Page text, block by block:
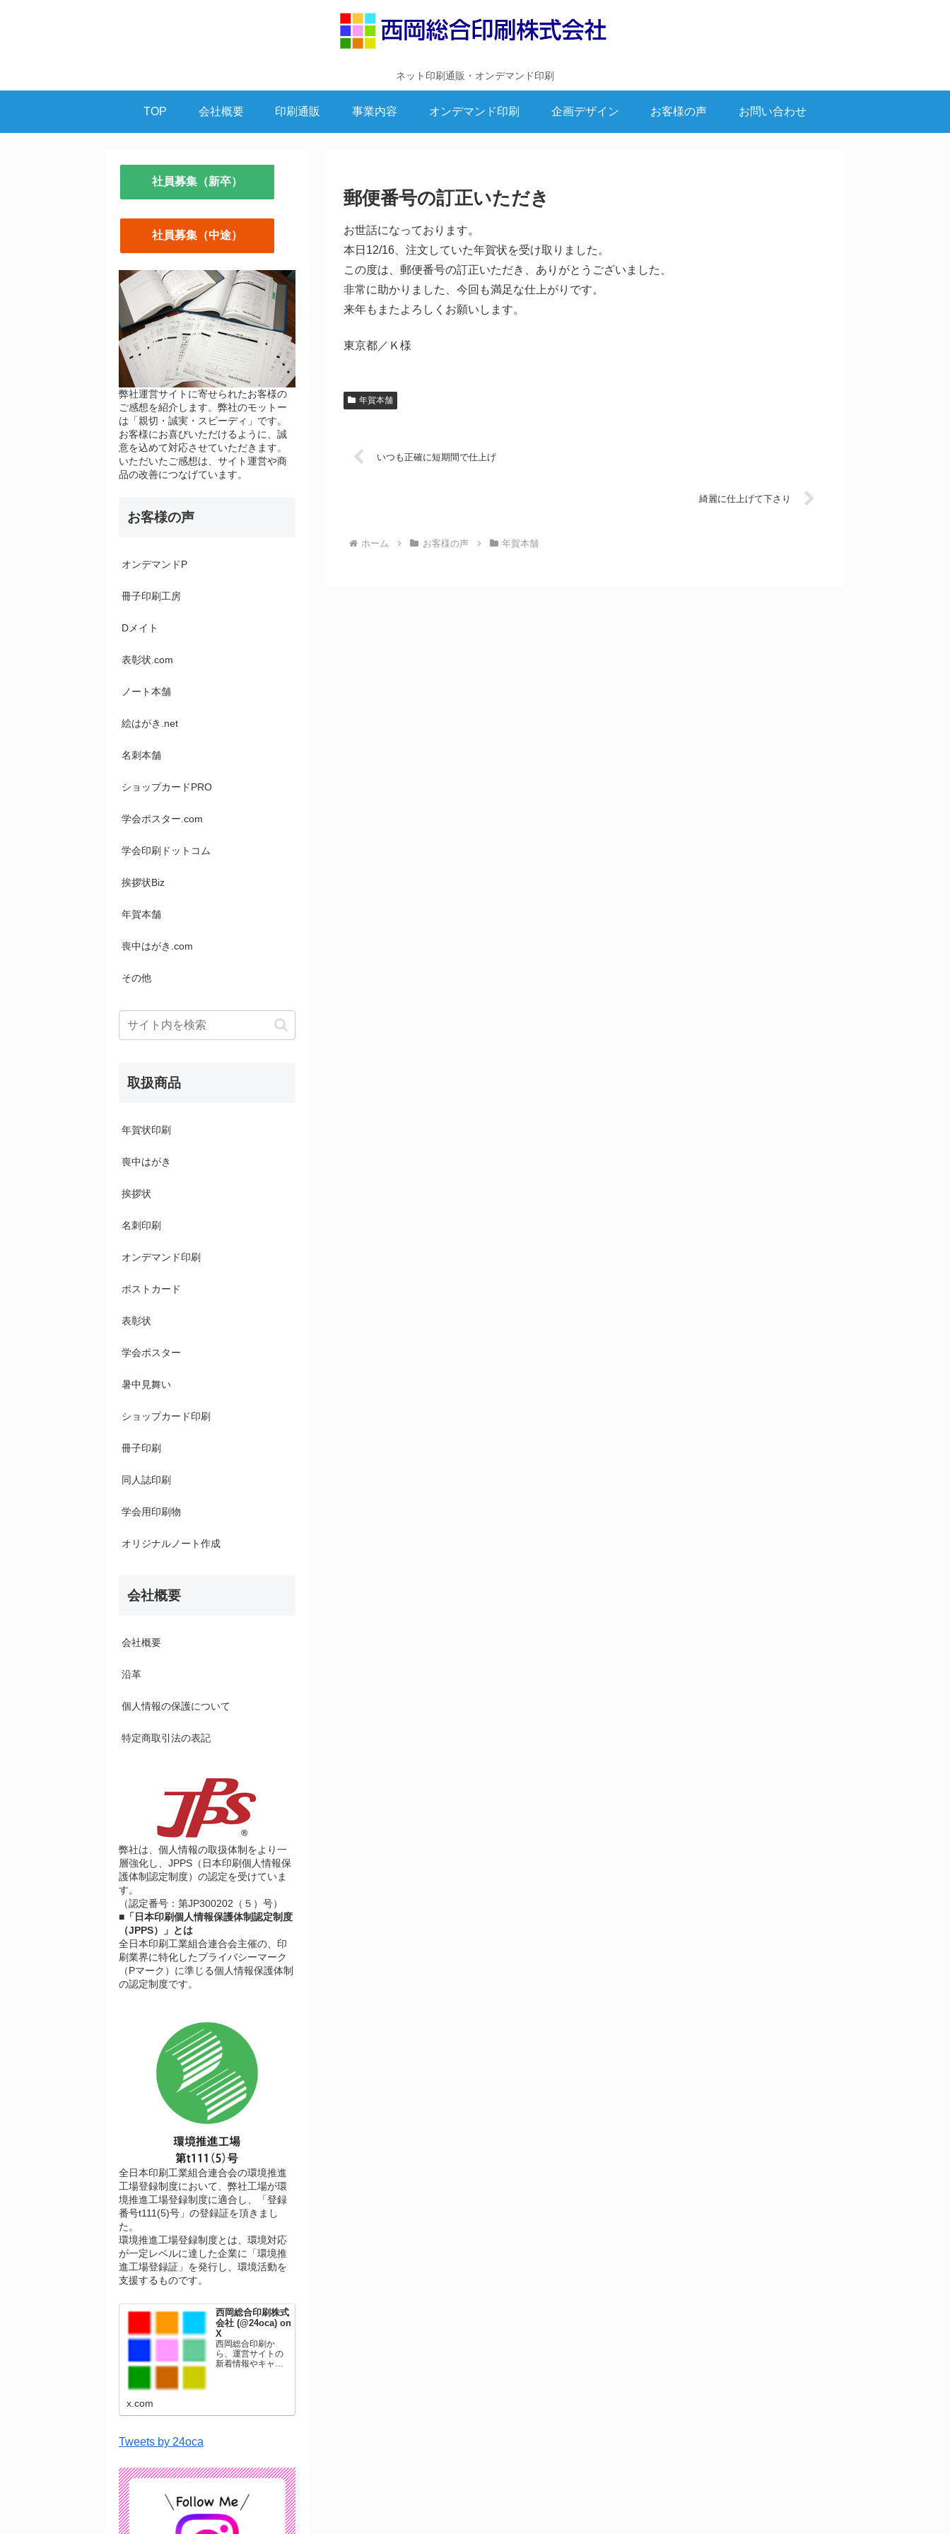
ネット印刷通販・オンデマンド印刷
TOP 会社概要 印刷通販 事業内容 オンデマンド印刷 企画デザイン お客様の声 お問い合わせ
郵便番号の訂正いただき
お世話になっております。
本日12/16、注文していた年賀状を受け取りました。
この度は、郵便番号の訂正いただき、ありがとうございました、
非常に助かりました、今回も満足な仕上がりです。
来年もまたよろしくお願いします。
東京都／Ｋ様
年賀本舗
いつも正確に短期間で仕上げ
綺麗に仕上げて下さり
ホーム お客様の声 年賀本舗
社員募集（新卒）
社員募集（中途）
弊社運営サイトに寄せられたお客様の
ご感想を紹介します。弊社のモットー
は「親切・誠実・スピーディ」です。
お客様にお喜びいただけるように、誠
意を込めて対応させていただきます。
いただいたご感想は、サイト運営や商
品の改善につなげています。
お客様の声
オンデマンドP
冊子印刷工房
Dメイト
表彰状.com
ノート本舗
絵はがき.net
名刺本舗
ショップカードPRO
学会ポスター.com
学会印刷ドットコム
挨拶状Biz
年賀本舗
喪中はがき.com
その他
取扱商品
年賀状印刷
喪中はがき
挨拶状
名刺印刷
オンデマンド印刷
ポストカード
表彰状
学会ポスター
暑中見舞い
ショップカード印刷
冊子印刷
同人誌印刷
学会用印刷物
オリジナルノート作成
会社概要
会社概要
沿革
個人情報の保護について
特定商取引法の表記
弊社は、個人情報の取扱体制をより一
層強化し、JPPS（日本印刷個人情報保
護体制認定制度）の認定を受けていま
す。
（認定番号：第JP300202（５）号）
■「日本印刷個人情報保護体制認定制度
（JPPS）」とは
全日本印刷工業組合連合会主催の、印
刷業界に特化したプライバシーマーク
（Pマーク）に準じる個人情報保護体制
の認定制度です。
全日本印刷工業組合連合会の環境推進
工場登録制度において、弊社工場が環
境推進工場登録制度に適合し、「登録
番号t111(5)号」の登録証を頂きまし
た。
環境推進工場登録制度とは、環境対応
が一定レベルに達した企業に「環境推
進工場登録証」を発行し、環境活動を
支援するものです。
西岡総合印刷株式
会社 (@24oca) on
X
西岡総合印刷か
ら、運営サイトの
新着情報やキャン
ています。
x.com
Tweets by 24oca